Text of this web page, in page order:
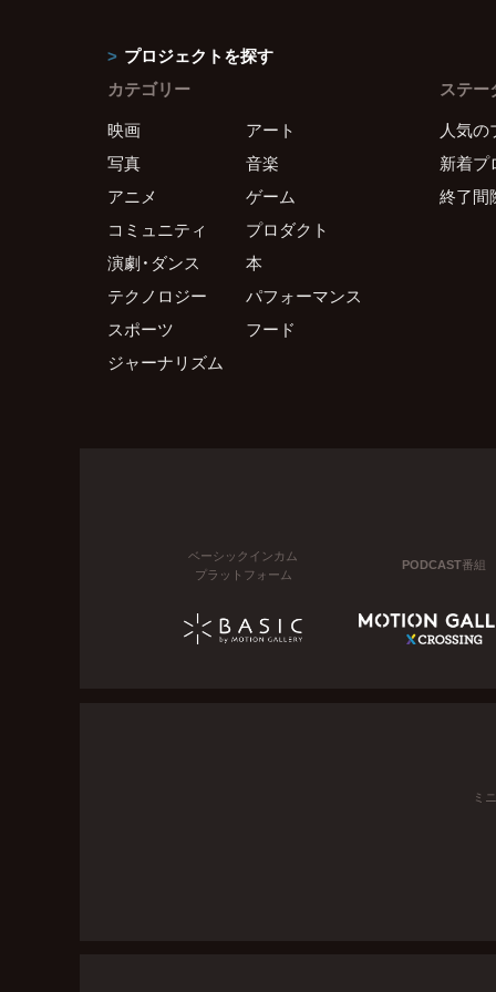
プロジェクトを探す
カテゴリー
映画
アート
写真
音楽
アニメ
ゲーム
コミュニティ
プロダクト
演劇・ダンス
本
テクノロジー
パフォーマンス
スポーツ
フード
ジャーナリズム
ステー
人気の
新着プ
終了間
ベーシックインカム
プラットフォーム
PODCAST番組
ミ